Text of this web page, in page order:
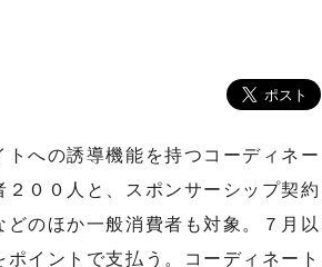
への誘導機能を持つコーディネー
００人と、スポンサーシップ契約
のほか一般消費者も対象。７月以
イントで支払う。コーディネート